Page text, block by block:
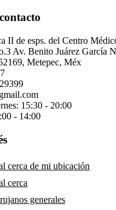
II de esps. del Centro
Av. Benito Juárez García
Metepec, Méx
15:30 - 20:00
- 14:00
cerca de mi ubicación
cerca
generales